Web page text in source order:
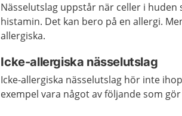
Nässelutslag uppstår när celler i
histamin. Det kan bero på en allergi.
allergiska.
Icke-allergiska nässelutslag
Icke-allergiska nässelutslag hör inte
exempel vara något av följande som